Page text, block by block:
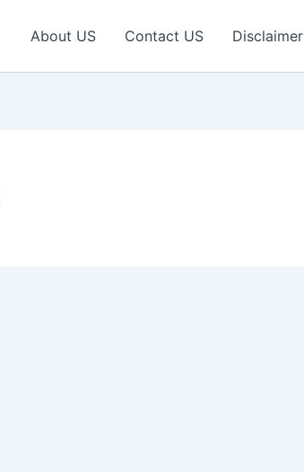
About US Contact US Disclaimer